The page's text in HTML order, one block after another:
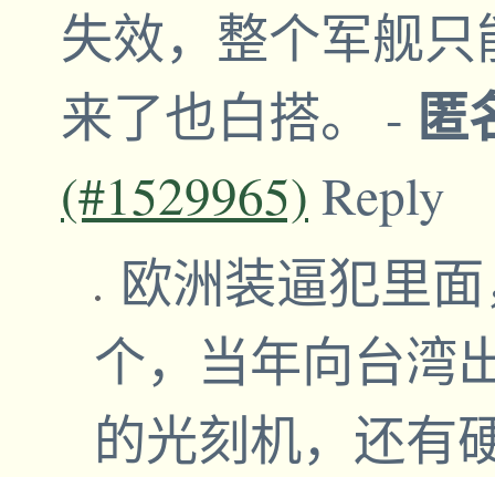
失效，整个军舰
来了也白搭。 - 匿
(#1529965) Reply
欧洲装逼犯里
个，当年向台湾
的光刻机，还有